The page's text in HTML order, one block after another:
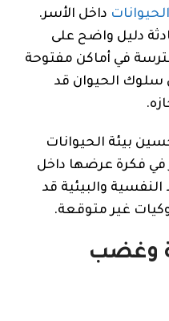
داخل الأسر.
دليل واضح على
في أماكن مفتوحة
سلوك الحيوان قد
بيئة الحيوانات
في فكرة عرضها داخل
والبيئية قد
غير متوقعة.
وغضب